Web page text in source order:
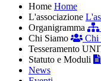
Home Home
L'associazione
Organigramma
Chi Siamo
Chi
Tesseramento
Statuto e Moduli
News